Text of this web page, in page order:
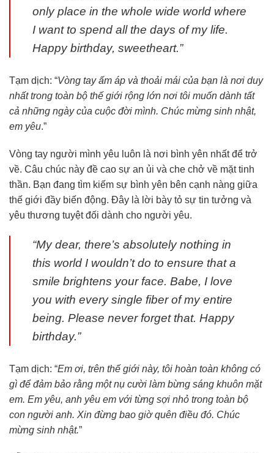
only place in the whole wide world where
I want to spend all the days of my life.
Happy birthday, sweetheart.”
Tạm dịch: “Vòng tay ấm áp và thoải mái của bạn là nơi duy
nhất trong toàn bộ thế giới rộng lớn nơi tôi muốn dành tất
cả những ngày của cuộc đời mình. Chúc mừng sinh nhật,
em yêu.”
Vòng tay người mình yêu luôn là nơi bình yên nhất để trở
về. Câu chúc này đề cao sự an ủi và che chở về mặt tinh
thần. Bạn đang tìm kiếm sự bình yên bên cạnh nàng giữa
thế giới đầy biến động. Đây là lời bày tỏ sự tin tưởng và
yêu thương tuyệt đối dành cho người yêu.
“My dear, there’s absolutely nothing in
this world I wouldn’t do to ensure that a
smile brightens your face. Babe, I love
you with every single fiber of my entire
being. Please never forget that. Happy
birthday.”
Tạm dịch: “Em ơi, trên thế giới này, tôi hoàn toàn không có
gì để đảm bảo rằng một nụ cười làm bừng sáng khuôn mặt
em. Em yêu, anh yêu em với từng sợi nhỏ trong toàn bộ
con người anh. Xin đừng bao giờ quên điều đó. Chúc
mừng sinh nhật.”